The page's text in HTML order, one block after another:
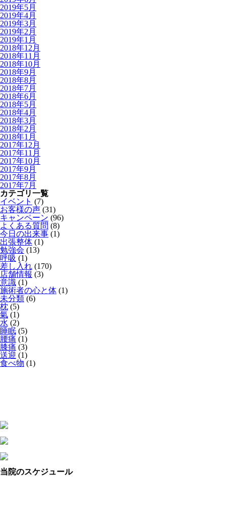
2019年5月
2019年4月
2019年3月
2019年2月
2019年1月
2018年12月
2018年11月
2018年10月
2018年9月
2018年8月
2018年7月
2018年6月
2018年5月
2018年4月
2018年3月
2018年2月
2018年1月
2017年12月
2017年11月
2017年10月
2017年9月
2017年8月
2017年7月
カテゴリ一覧
イベント (7)
お客様の声 (31)
キャンペーン (96)
よくある質問 (8)
今日の出来事 (1)
出張整体 (1)
勉強会 (13)
呼吸 (1)
差し入れ (170)
店舗情報 (3)
意識 (1)
施術者の心と体 (1)
未分類 (6)
枕 (5)
氣 (1)
水 (2)
睡眠 (5)
腰痛 (1)
膝痛 (3)
送迎 (1)
食べ物 (1)
当院のスケジュール